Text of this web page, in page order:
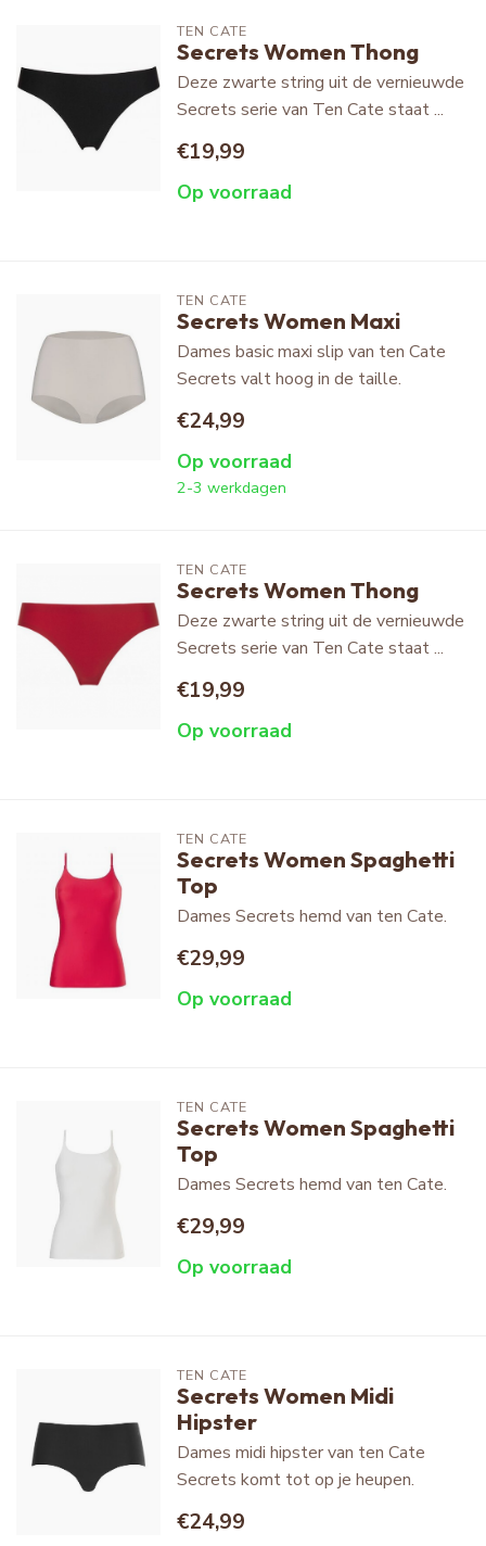
TEN CATE
Secrets Women Thong
Deze zwarte string uit de vernieuwde
Secrets serie van Ten Cate staat ...
€19,99
Op voorraad
TEN CATE
Secrets Women Maxi
Dames basic maxi slip van ten Cate
Secrets valt hoog in de taille.
€24,99
Op voorraad
2-3 werkdagen
TEN CATE
Secrets Women Thong
Deze zwarte string uit de vernieuwde
Secrets serie van Ten Cate staat ...
€19,99
Op voorraad
TEN CATE
Secrets Women Spaghetti
Top
Dames Secrets hemd van ten Cate.
€29,99
Op voorraad
TEN CATE
Secrets Women Spaghetti
Top
Dames Secrets hemd van ten Cate.
€29,99
Op voorraad
TEN CATE
Secrets Women Midi
Hipster
Dames midi hipster van ten Cate
Secrets komt tot op je heupen.
€24,99